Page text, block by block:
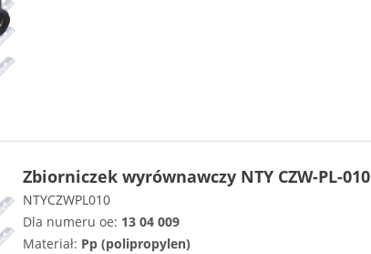
Zbiorniczek wyrównawczy NTY CZW-PL-010
NTYCZWPL010
Dla numeru oe: 13 04 009
Materiał: Pp (polipropylen)